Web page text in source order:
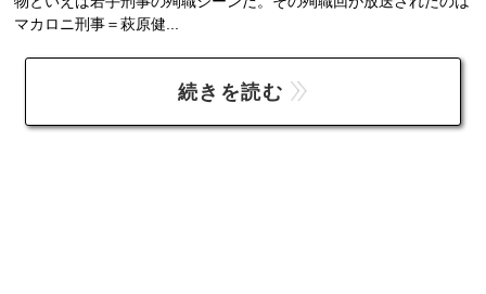
マカロニ刑事＝萩原健...
続きを読む